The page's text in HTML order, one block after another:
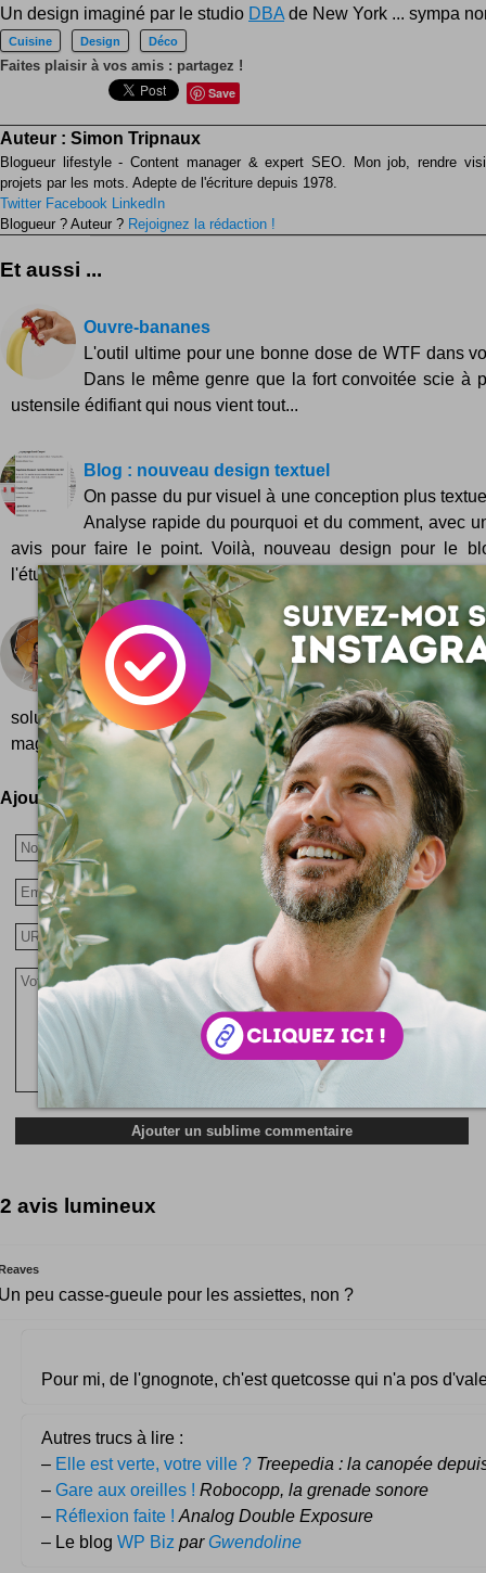
Un design imaginé par le studio DBAde New York ... sympa
Cuisine Design Déco
Faites plaisir à vos amis : partagez !
Save
Auteur : Simon Tripnaux
Blogueur lifestyle - Content manager & expert SEO. Mon job, rendre
projets par les mots. Adepte de l'écriture depuis 1978.
Twitter Facebook LinkedIn
Blogueur ? Auteur ? Rejoignez la rédaction !
Et aussi ...
Ouvre-bananes
L'outil ultime pour une bonne dose de WTF dans
Dans le même genre que la fort convoitée scie à
ustensile édifiant qui nous vient tout...
Blog : nouveau design textuel
On passe du pur visuel à une conception plus
Analyse rapide du pourquoi et du comment, avec
avis pour faire le point. Voilà, nouveau design pour le
l'étude car comme vous le savez ici c'est en travaux toute...
The Planet by MZPA
Votre espace personnel, vous l'aimez un peu ou
la détente totale au travail ultra concentré, The
solution #design inédite ! Envie d'un havre de paix
magazine à l'abri des regards ? Pour vous lover dans une...
Ajoutez votre avis !
2 avis lumineux
peu casse-gueule pour les assiettes, non ?
Pour mi, de l'gnognote, ch'est quetcosse qui n'a pos
Autres trucs à lire :
– Elle est verte, votre ville ? Treepedia : la canopée
– Gare aux oreilles ! Robocopp, la grenade sonore
– Réflexion faite ! Analog Double Exposure
– Le blog WP Biz parGwendoline